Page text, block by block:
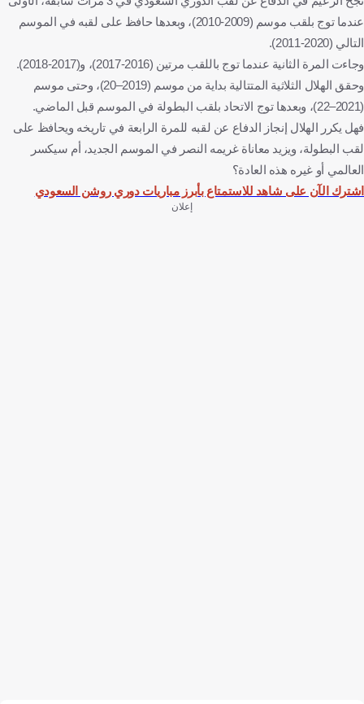
عندما توج بلقب موسم (2009-2010)، وبعدها حافظ على لقبه في الموسم
التالي (2020-2011).
وجاءت المرة الثانية عندما توج باللقب مرتين (2016-2017)، و(2017-2018).
وحقق الهلال الثلاثية المتتالية بداية من موسم (2019–20)، وحتى موسم
(2021–22)، وبعدها توج الاتحاد بلقب البطولة في الموسم قبل الماضي.
فهل يكرر الهلال إنجاز الدفاع عن لقبه للمرة الرابعة في تاريخه ويحافظ على
لقب البطولة، ويزيد معاناة غريمه النصر في الموسم الجديد، أم سيكسر
العالمي أو غيره هذه العادة؟
اشترك الآن على شاهد للاستمتاع بأبرز مباريات دوري روشن السعودي
إعلان